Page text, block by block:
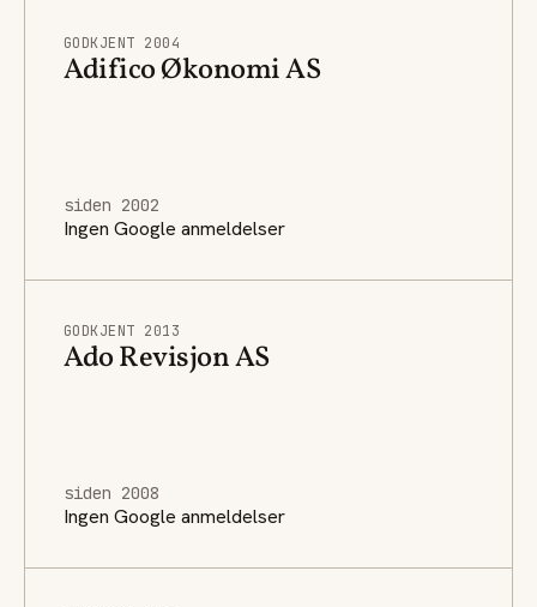
GODKJENT 2004
Adifico Økonomi AS
siden 2002
Ingen Google anmeldelser
GODKJENT 2013
Ado Revisjon AS
siden 2008
Ingen Google anmeldelser